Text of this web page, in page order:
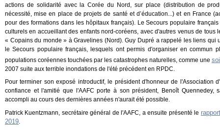
actions de solidarité avec la Corée du Nord,
sur place (distribution de
nécessité, mise en place de projets de santé et d’éducation...) et en France
pour des formations dans les hôpitaux français). Le Secours populaire
culturels en accueillant des enfants nord-coréens, avec d'autres venus de tous
« Copains du monde » à Gravelines (Nord). Guy Dupré a rappelé les liens qui
le Secours populaire français,
lesquels ont permis d'organiser en commun
populations coréennes touchées par les catastrophes naturelles, comme une
2007 suite aux terrible inondations de l'été précédent en RPDC.
Pour terminer son exposé introductif, le président d'honneur de l'Association
confiance et l'amitié que l'AAFC porte à son président, Benoît
accompli au cours des dernières années n'aurait été possible.
Patrick Kuentzmann, secrétaire général de l'AAFC, a ensuite présenté le
2019.